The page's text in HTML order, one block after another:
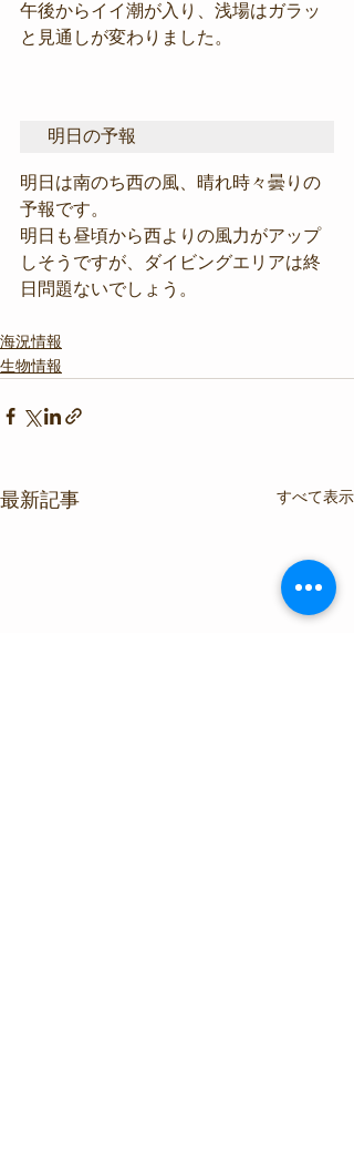
午後からイイ潮が入り、浅場はガラッ
と見通しが変わりました。
明日の予報
明日は南のち西の風、晴れ時々曇りの
予報です。
明日も昼頃から西よりの風力がアップ
しそうですが、ダイビングエリアは終
日問題ないでしょう。
海況情報
生物情報
最新記事 すべて表示